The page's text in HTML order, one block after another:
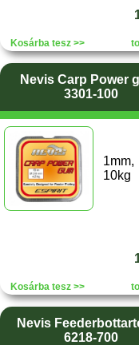
Kosárba tesz >>
Nevis Carp Power
3301-100
10kg
Kosárba tesz >>
Nevis
6218-700